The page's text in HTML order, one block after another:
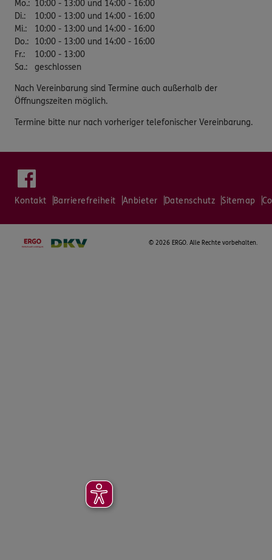
Mo.: 10:00 - 13:00 und 14:00 - 16:00
Di.:
10:00 - 13:00 und 14:00 - 16:00
Mi.:
10:00 - 13:00 und 14:00 - 16:00
Do.:
10:00 - 13:00 und 14:00 - 16:00
Fr.:
10:00 - 13:00
Sa.: geschlossen
Nach Vereinbarung sind Termine auch außerhalb der
Öffnungszeiten möglich.
Termine bitte nur nach vorheriger telefonischer Vereinbarung.
Kontakt Barrierefreiheit Anbieter Datenschutz Sitemap
© 2026 ERGO. Alle Rechte vorbehalten.